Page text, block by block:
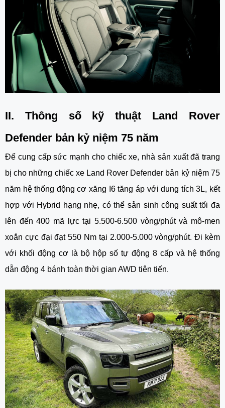
II. Thông số kỹ thuật Land Rover
Defender bản kỷ niệm 75 năm
Để cung cấp sức mạnh cho chiếc xe, nhà sản xuất đã trang
bị cho những chiếc xe Land Rover Defender bản kỷ niệm 75
năm hệ thống động cơ xăng I6 tăng áp với dung tích 3L, kết
hợp với Hybrid hạng nhẹ, có thể sản sinh công suất tối đa
lên đến 400 mã lực tại 5.500-6.500 vòng/phút và mô-men
xoắn cực đại đạt 550 Nm tại 2.000-5.000 vòng/phút. Đi kèm
với khối động cơ là bộ hộp số tự động 8 cấp và hệ thống
dẫn động 4 bánh toàn thời gian AWD tiên tiến.